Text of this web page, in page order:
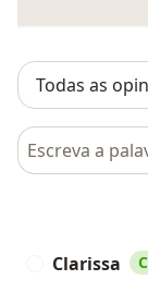
Pesquisar em
Clarissa